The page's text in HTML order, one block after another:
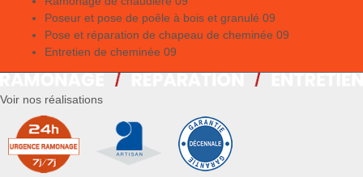
Poseur et pose de poêle à bois et granulé 09
Pose et réparation de chapeau de cheminée 09
Entretien de cheminée 09
Voir nos réalisations